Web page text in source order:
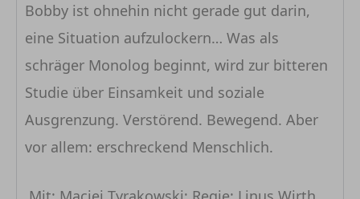
Bobby ist ohnehin nicht gerade gut darin,
eine Situation aufzulockern… Was als
schräger Monolog beginnt, wird zur bitteren
Studie über Einsamkeit und soziale
Ausgrenzung. Verstörend. Bewegend. Aber
vor allem: erschreckend Menschlich.